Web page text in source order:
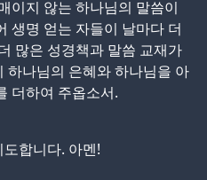
이지 않는 하나님의 말씀이
생명 얻는 자들이 날마다 더
많은 성경책과 말씀 교재가
하나님의 은혜와 하나님을 아
더하여 주옵소서.
합니다. 아멘!